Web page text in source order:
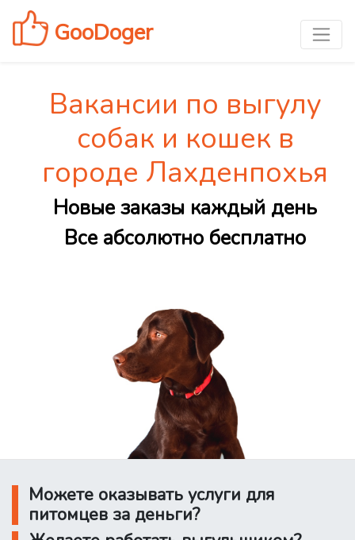
GooDoger
Вакансии по выгулу
собак и кошек в
городе Лахденпохья
Новые заказы каждый день
Все абсолютно бесплатно
Можете оказывать услуги для
питомцев за деньги?